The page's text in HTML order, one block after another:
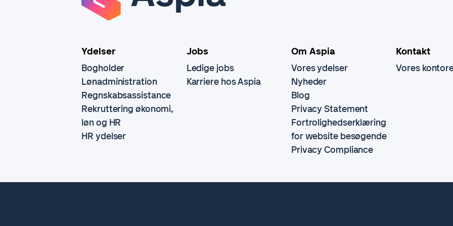
Ydelser
Bogholder
Lønadministration
Regnskabsassistance
Rekruttering økonomi,
løn og HR
HR ydelser
Jobs
Ledige jobs
Karriere hos Aspia
Om Aspia
Vores ydelser
Nyheder
Blog
Privacy Statement
Fortrolighedserklæring
for website besøgende
Privacy Compliance
Kontakt
Vores